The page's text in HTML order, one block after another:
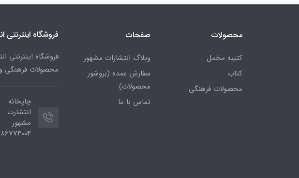
محصولات
کتیبه مخمل
کتاب
محصولات فرهنگی
صفحات
وبلاگ انتشارات مشهور
سفارش عمده (بروشور
محصولات)
تماس با ما
فروشگاه اینترنتی
فروشگاه اینترنتی
محصولات فرهنگی
چاپخانه
انتشارت
مشهور